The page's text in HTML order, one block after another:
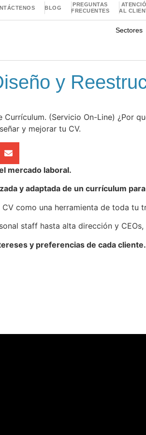
BLOG
PREGUNTAS
FRECUENTES
AL
Sectores
y
(Servicio On-Line) ¿Por
y mejorar tu CV.
mercado laboral.
y adaptada de un currículum
como una herramienta de toda tu
staff hasta alta dirección y
y preferencias de cada cliente.